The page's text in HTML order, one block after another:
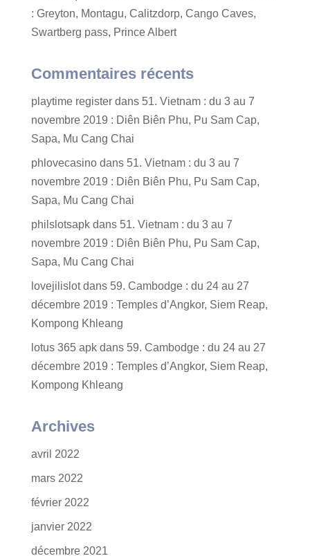
: Greyton, Montagu, Calitzdorp, Cango Caves,
Swartberg pass, Prince Albert
Commentaires récents
playtime registerdans 51. Vietnam : du 3 au 7
novembre 2019 : Diên Biên Phu, Pu Sam Cap,
Sapa, Mu Cang Chai
phlovecasinodans 51. Vietnam : du 3 au 7
novembre 2019 : Diên Biên Phu, Pu Sam Cap,
Sapa, Mu Cang Chai
philslotsapkdans 51. Vietnam : du 3 au 7
novembre 2019 : Diên Biên Phu, Pu Sam Cap,
Sapa, Mu Cang Chai
lovejilislotdans 59. Cambodge : du 24 au 27
décembre 2019 : Temples d’Angkor, Siem Reap,
Kompong Khleang
lotus 365 apkdans 59. Cambodge : du 24 au 27
décembre 2019 : Temples d’Angkor, Siem Reap,
Kompong Khleang
Archives
avril 2022
mars 2022
février 2022
janvier 2022
décembre 2021